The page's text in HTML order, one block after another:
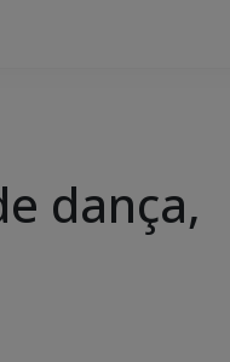
dança,